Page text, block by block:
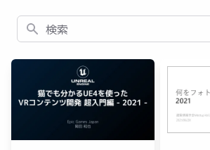
検索